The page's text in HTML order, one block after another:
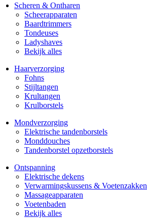
Scheren & Ontharen
Scheerapparaten
Baardtrimmers
Tondeuses
Ladyshaves
Bekijk alles
Haarverzorging
Fohns
Stijltangen
Krultangen
Krulborstels
Mondverzorging
Elektrische tandenborstels
Monddouches
Tandenborstel opzetborstels
Ontspanning
Elektrische dekens
Verwarmingskussens & Voetenzakken
Massageapparaten
Voetenbaden
Bekijk alles